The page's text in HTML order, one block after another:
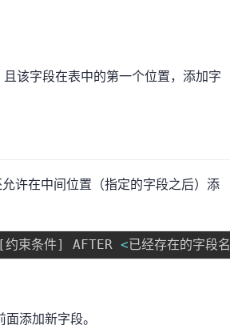
该字段在表中的第一个位置，添加字
许在中间位置（指定的字段之后）添
[约束条件] AFTER <已经存在的字段名
添加新字段。